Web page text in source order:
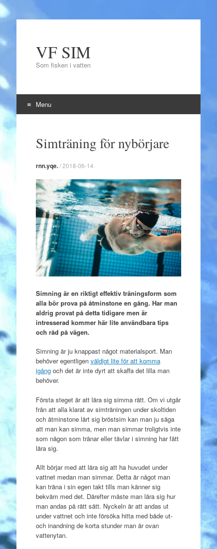
VF SIM
Som fisken i vatten
Menu
Simträning för nybörjare
rnn.yqe./2018-06-14
Simning är en riktigt effektiv träningsform som
alla bör prova på åtminstone en gång. Har man
aldrig provat på detta tidigare men är
intresserad kommer här lite användbara tips
och råd på vägen.
Simning är ju knappast något materialsport. Man
behöver egentligen väldigt lite för att komma
igångoch det är inte dyrt att skaffa det lilla man
behöver.
Första steget är att lära sig simma rätt. Om vi utgår
från att alla klarat av simträningen under skoltiden
och åtminstone lärt sig bröstsim kan man ju säga
att man kan simma, men man simmar troligtvis inte
som någon som tränar eller tävlar i simning har fått
lära sig.
Allt börjar med att lära sig att ha huvudet under
vattnet medan man simmar. Detta är något man
kan träna i sin egen takt tills man känner sig
bekväm med det. Därefter måste man lära sig hur
man andas på rätt sätt. Nyckeln är att andas ut
under vattnet och inte försöka hitta med både ut-
och inandning de korta stunder man är ovan
vattenytan.